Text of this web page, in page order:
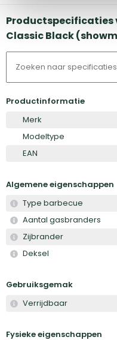
Productspecificaties
Classic Black
Productinformatie
Merk
Modeltype
EAN
Algemene eigenschappen
Type barbecue
Aantal gasbranders
Zijbrander
Deksel
Gebruiksgemak
Verrijdbaar
Fysieke eigenschappen